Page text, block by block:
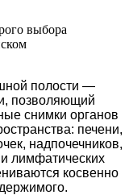
выбора
полости —
позволяющий
снимки органов
печени,
надпочечников,
лимфатических
косвенно